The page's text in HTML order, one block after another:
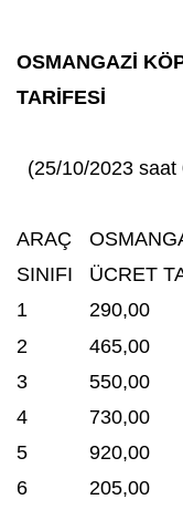
OSMANGAZİ
TARİFESİ
(25/10/2023 saat
ARAÇ
SINIFI
ÜCRET
1
290,00
2
465,00
3
550,00
4
730,00
5
920,00
6
205,00